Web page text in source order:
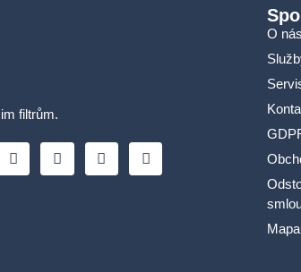
filtrům.
O nás